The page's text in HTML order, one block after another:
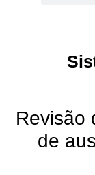
Revisão
de